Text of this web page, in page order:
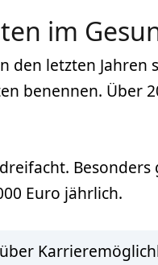
im
letzten Jahren
benennen. Über
Euro jährlich.